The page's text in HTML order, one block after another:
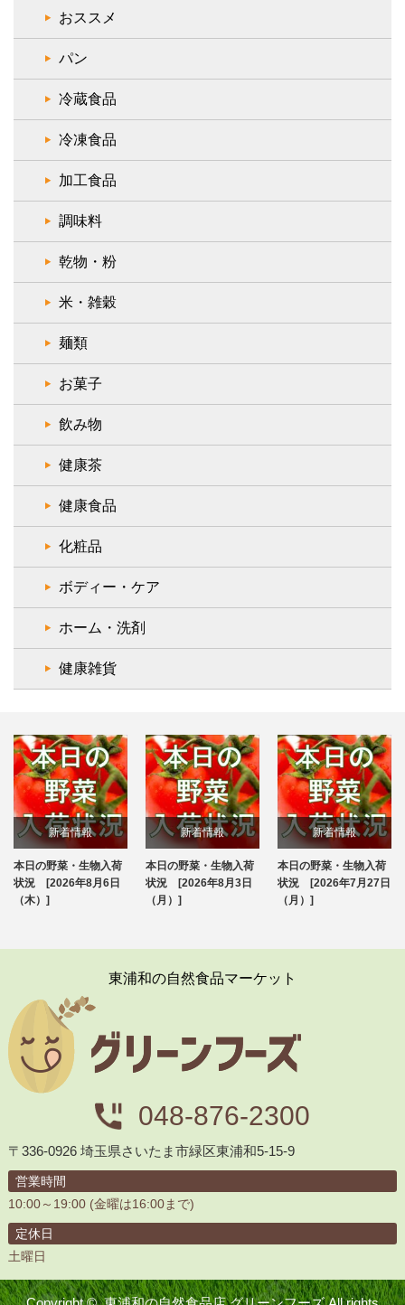
おススメ
パン
冷蔵食品
冷凍食品
加工食品
調味料
乾物・粉
米・雑穀
麺類
お菓子
飲み物
健康茶
健康食品
化粧品
ボディー・ケア
ホーム・洗剤
健康雑貨
新着情報
ブログ
本日の野菜・生物入荷
状況 [2026年8月6日
（木）]
新着情報
ブログ
本日の野菜・生物入荷
状況 [2026年8月3日
（月）]
新着情報
ブログ
本日の野菜・生物入荷
状況 [2026年7月27日
（月）]
東浦和の自然食品マーケット
048-876-2300
〒336-0926 埼玉県さいたま市緑区東浦和5-15-9
営業時間
10:00～19:00 (金曜は16:00まで)
定休日
土曜日